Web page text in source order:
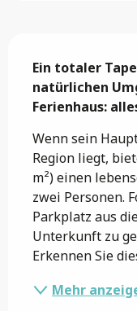
Ein totaler
natürlichen
Ferienhaus:
Wenn sein
Region liegt,
m²) einen
zwei Personen.
Parkplatz aus
Unterkunft zu
Erkennen Sie
Mehr